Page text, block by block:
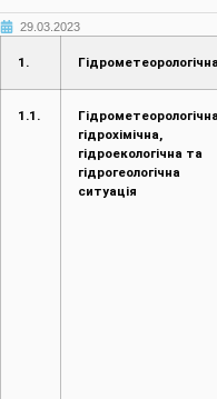
29.03.2023
1.
1.1.
гідрохімічна,
гідроекологічна та
гідрогеологічна
ситуація